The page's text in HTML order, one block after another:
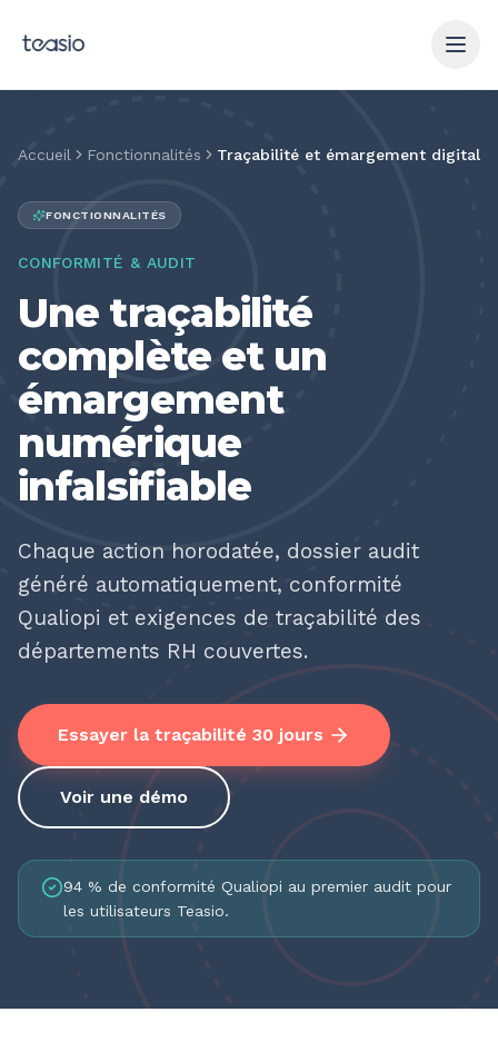
Accueil Fonctionnalités Traçabilité et émargement digital
FONCTIONNALITÉS
CONFORMITÉ & AUDIT
Une traçabilité
complète et un
émargement
numérique
infalsifiable
Chaque action horodatée, dossier audit
généré automatiquement, conformité
Qualiopi et exigences de traçabilité des
départements RH couvertes.
Essayer la traçabilité 30 jours
Voir une démo
94 % de conformité Qualiopi au premier audit pour
les utilisateurs Teasio.